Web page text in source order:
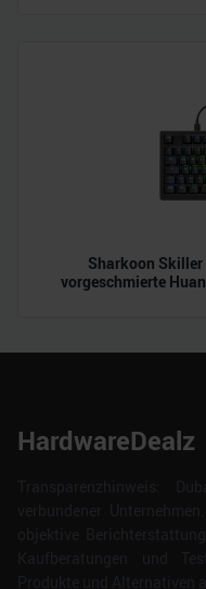
Sharkoon Skiller
vorgeschmierte
HardwareDealz